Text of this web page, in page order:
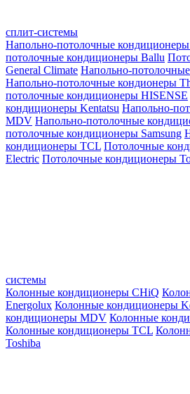
сплит-системы
Напольно-потолочные кондиционеры
потолочные кондиционеры Ballu
General Climate Напольно-
Напольно-потолочные кондионеры
потолочные кондиционеры HISENSE
кондиционеры Kentatsu Напольно-
MDV Напольно-потолочные
потолочные кондиционеры Samsung
кондиционеры TCL Потолочные
Electric Потолочные кондиционеры
системы
Колонные кондиционеры CHiQ
Energolux Колонные кондиционеры
кондиционеры MDV Колонные
Колонные кондиционеры TCL
Toshiba